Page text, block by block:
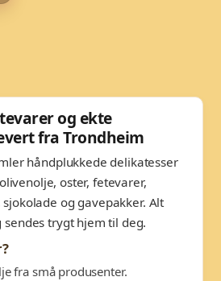
og ekte
fra Trondheim
håndplukkede delikatesser
oster, fetevarer,
sjokolade og gavepakker. Alt
sendes trygt hjem til deg.
fra små produsenter.